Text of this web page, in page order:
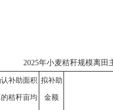
2025年小麦秸秆规模离田
补助面积
秸秆亩均
拟补助
金额